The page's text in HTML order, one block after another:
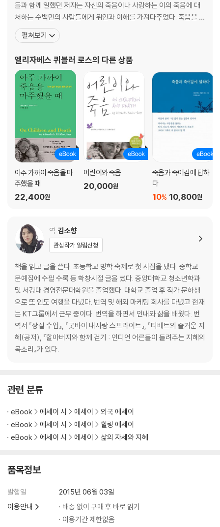
9. 신의 이해를 구하지 마라
집에 조금만 더 일찍 도착했더라면? 아이들이 그 심부름을 하러 밖에 나가
지 않았더라면? 여행을 가지 않았더라면? 그가 건강검진을 평소에 잘 받
았더라면? 그러나 다시 한 번 묻자. ‘푸른 잎이 땅에 떨어지는 순간을 당신
은 어떻게 받아들일 것인가?’
10. '상실'은 가장 큰 인생 수업
당신이 살아가면서 무언가 잃어갈 것들에 대해 정녕 두려운가? 하지만 우
리네 삶은 끊임없이 무언가를 잃어가는 반복 속에, 결국 완성되는 것이다.
그러니 상실이란 ‘모두 끝났다’의 의미가 아니라 ‘아직도 계속되고 있다’의
증거가 된다.
엘리자베스 퀴블러 로스?내 삶의 일부가 되어버린 상실
데이비드 케슬러 ?상실과 함께 사는 법을 배우다
옮긴이의 말 ? 삶이라는 학교에서 배우는 상실 수업
들과 함께 일했던 저자는 자신의 죽음이나 사랑하는 이의 죽음에 대
처하는 수백만의 사람들에게 위안과 이해를 가져다주었다. 죽음을 앞
둔 수많은 사람들을 만나고 보살피면서 깨닫게 된 삶과 죽음에 관한
지혜를 세미나와 강연회를 통해 많은 사람들에게 전달하려 노력했다.
이며, ‘역사상 가장 많은 학술상을 받은 여성’으로
펼쳐보기
엘리자베스 퀴블러 로스의 다른 상품
아주 가까이 죽음을 마
주했을 때
22,400원
어린이와 죽음
20,000원
죽음과 죽어감에 답하
다
10,800원
10%
역 김소향
관심작가 알림신청
책을 읽고 글을 쓴다. 초등학교 방학 숙제로 첫 시집을 냈다. 중학교
문예집에 수필 수록 등 학창시절 글을 썼다. 중앙대학교 청소년학과
및 서강대 경영전문대학원을 졸업했다. 대학교 졸업 후 작가 문하생
으로 또 인도 여행을 다녔다. 번역 및 해외 마케팅 회사를 다녔고 현재
는 KT그룹에서 근무 중이다. 번역을 하면서 인내와 삶을 배웠다. 번
역서 『상실 수업』, 『굿바이 내사랑 스프라이트』, 『티베트의 즐거운 지
혜(공저), 『할아버지와 함께 걷기 : 인디언 어른들이 들려주는 지혜의
목소리』가 있다.
관련 분류
eBook 에세이 시 에세이
외국 에세이
eBook
에세이 시 에세이
힐링 에세이
eBook
에세이 시 에세이 삶의 자세와 지혜
품목정보
발행일
2015년 06월 03일
이용안내
배송 없이 구매 후 바로 읽기
이용기간 제한없음